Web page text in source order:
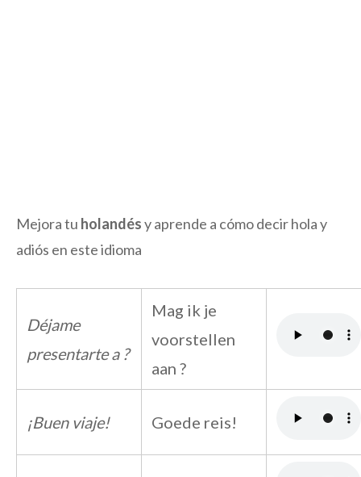
Mejora tu holandésy aprende a cómo decir hola y
adiós en este idioma
Déjame
presentarte a ?
Mag ik je
voorstellen
aan ?
¡Buen viaje! Goede reis!